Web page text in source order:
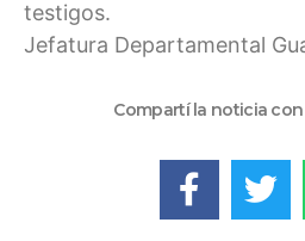
testigos.
Jefatura Departamental
Compartí la noticia